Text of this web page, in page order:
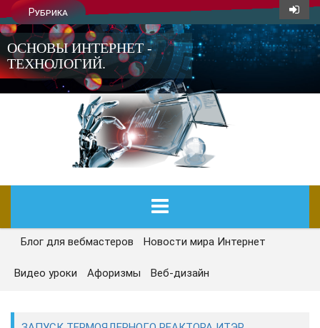
Рубрика
ОСНОВЫ ИНТЕРНЕТ -
ТЕХНОЛОГИЙ.
ГЛАВНАЯ
СЕГОДНЯ
Блог для вебмастеров Новости мира Интернет
Видео уроки Афоризмы Веб-дизайн